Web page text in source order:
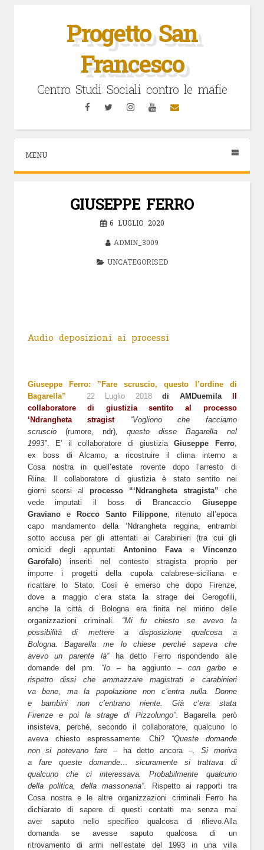
Progetto San
Francesco
Centro Studi Sociali contro le mafie
FacebookTwitterInstagramYouTubeEmail
MENU
GIUSEPPE FERRO
6 LUGLIO 2020
ADMIN_3009
UNCATEGORISED
Audio deposizioni ai processi
Giuseppe Ferro: ”Fare scruscio, questo l’ordine di
Bagarella”
22 Luglio 2018 di AMDuemila
collaboratore di giustizia sentito al processo
‘Ndrangheta stragist“Vogliono che facciamo
scruscio(rumore, ndr), questo disse Bagarella nel
1993″. E’ il collaboratore di giustiziaGiuseppe Ferro,
ex boss di Alcamo, a ricostruire il clima interno a
Cosa nostra in quell’estate rovente dopo l’arresto di
Riina. Il collaboratore di giustizia è stato sentito nei
giorni scorsi al processo “‘Ndrangheta stragista” che
vede imputati il boss di Brancaccio Giuseppe
Gravianoe Rocco Santo Filippone, ritenuto all’epoca
capo mandamento della ‘Ndrangheta reggina, entrambi
sotto accusa per gli attentati ai Carabinieri (tra cui gli
omicidi degli appuntati Antonino Favae Vincenzo
Garofalo) inseriti nel contesto stragista proprio per
imporre i progetti della cupola calabrese-siciliana e
ricattare lo Stato.Così è emerso che dopo Firenze,
dove a maggio c’era stata la strage dei Gerogofili,
anche la città di Bologna era finita nel mirino delle
organizzazioni criminali. “Mi fu chiesto se avevo la
possibilità di mettere a disposizione qualcosa a
Bologna. Bagarella me lo chiese perché sapeva che
avevo un parente là”ha detto Ferro rispondendo alle
domande del pm. “Io– ha aggiunto –con garbo e
rispetto dissi che ammazzare magistrati e carabinieri
va bene, ma la popolazione non c’entra nulla. Donne
e bambini non c’entrano niente. Già c’era stata
Firenze e poi la strage di Pizzolungo”. Bagarella però
insisteva, perché, secondo il collaboratore, qualcuno lo
aveva chiesto espressamente. Chi? “Queste domande
non si potevano fare – ha detto ancora –. Si moriva
a fare queste domande… sicuramente si trattava di
qualcuno che ci interessava. Probabilmente qualcuno
della politica, della massoneria”.
Rispetto ai rapporti tra
Cosa nostra e le altre organizzazioni criminali Ferro ha
dichiarato di sapere di questi contatti ma senza mai
aver saputo nello specifico qualcosa di rilievo.Alla
domanda se avesse saputo qualcosa di un
ritrovamento di armi nell’estate del 1993 in una villa